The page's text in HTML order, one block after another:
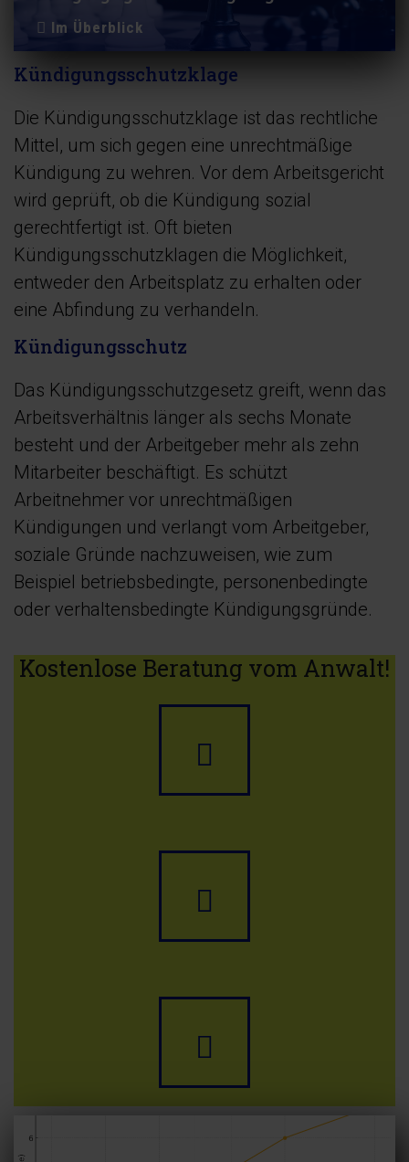
Im Überblick
Kündigungsschutzklage
Die Kündigungsschutzklage ist das rechtliche
Mittel, um sich gegen eine unrechtmäßige
Kündigung zu wehren. Vor dem Arbeitsgericht
wird geprüft, ob die Kündigung sozial
gerechtfertigt ist. Oft bieten
Kündigungsschutzklagen die Möglichkeit,
entweder den Arbeitsplatz zu erhalten oder
eine Abfindung zu verhandeln.
Kündigungsschutz
Das Kündigungsschutzgesetz greift, wenn das
Arbeitsverhältnis länger als sechs Monate
besteht und der Arbeitgeber mehr als zehn
Mitarbeiter beschäftigt. Es schützt
Arbeitnehmer vor unrechtmäßigen
Kündigungen und verlangt vom Arbeitgeber,
soziale Gründe nachzuweisen, wie zum
Beispiel betriebsbedingte, personenbedingte
oder verhaltensbedingte Kündigungsgründe.
Kostenlose Beratung vom Anwalt!
buchen